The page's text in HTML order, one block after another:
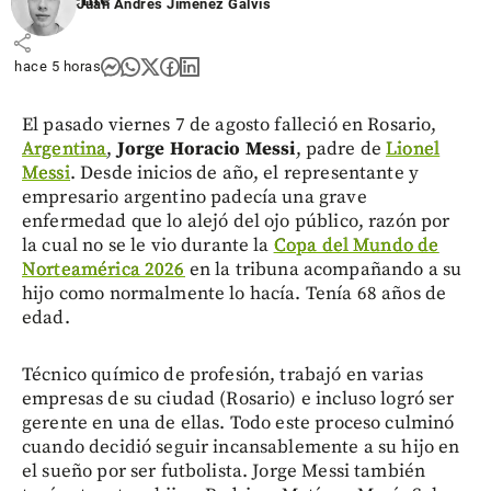
share
Juan Andrés Jiménez Galvis
hace 5 horas
El pasado viernes 7 de agosto falleció en Rosario,
Argentina,Jorge Horacio Messi, padre deLionel
Messi. Desde inicios de año, el representante y
empresario argentino padecía una grave
enfermedad que lo alejó del ojo público, razón por
la cual no se le vio durante la Copa del Mundo de
Norteamérica 2026 en la tribuna acompañando a su
hijo como normalmente lo hacía. Tenía 68 años de
edad.
Técnico químico de profesión, trabajó en varias
empresas de su ciudad (Rosario) e incluso logró ser
gerente en una de ellas. Todo este proceso culminó
cuando decidió seguir incansablemente a su hijo en
el sueño por ser futbolista. Jorge Messi también